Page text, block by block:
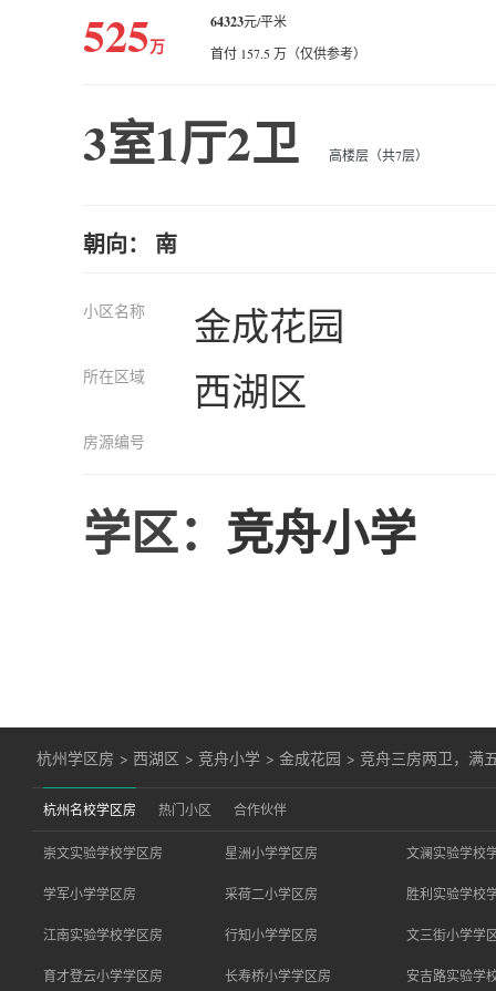
525万
64323元/平米
首付 157.5 万（仅供参考）
3室1厅2卫 高楼层（共7层）
朝向： 南
小区名称 金成花园
所在区域 西湖区
房源编号
学区： 竞舟小学
杭州学区房 > 西湖区 >竞舟小学 >金成花园 >竞舟三房两卫，满
杭州名校学区房 热门小区 合作伙伴
崇文实验学校学区房 星洲小学学区房 文澜实验学校
学军小学学区房 采荷二小学区房 胜利实验学校
江南实验学校学区房 行知小学学区房 文三街小学学
育才登云小学学区房 长寿桥小学学区房 安吉路实验学